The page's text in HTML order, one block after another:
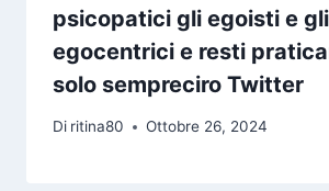
psicopatici gli egoisti e gli
egocentrici e resti
solo sempreciro Twitter
Di ritina80 Ottobre 26, 2024